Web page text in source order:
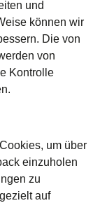
und
können wir
Die von
von
Kontrolle
um über
einzuholen
zu
auf